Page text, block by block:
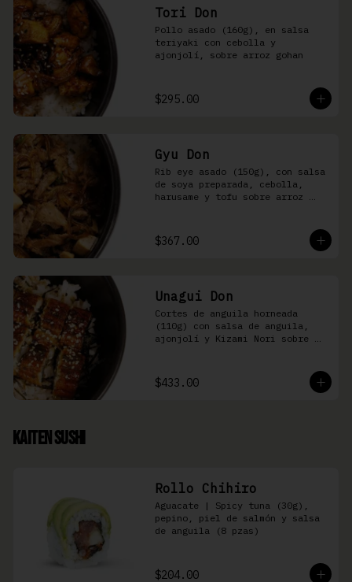
Tori Don
Pollo asado (160g), en salsa
teriyaki con cebolla y
ajonjolí, sobre arroz gohan
$295.00
Gyu Don
Rib eye asado (150g), con salsa
de soya preparada, cebolla,
harusame y tofu sobre arroz
$367.00
Unagui Don
Cortes de anguila horneada
(110g) con salsa de anguila,
ajonjolí y Kizami Nori sobre
$433.00
Kaiten Sushi
Rollo Chihiro
Aguacate | Spicy tuna (30g),
pepino, piel de salmón y salsa
de anguila (8 pzas)
$204.00